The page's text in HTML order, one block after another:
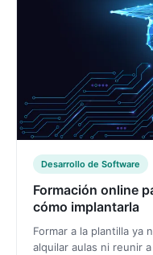
Desarrollo de Software
Formación online
cómo implantarla
Formar a la plantilla ya
alquilar aulas ni reunir